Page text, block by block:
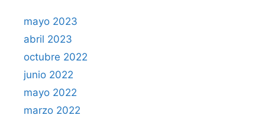
mayo 2023
abril 2023
octubre 2022
junio 2022
mayo 2022
marzo 2022